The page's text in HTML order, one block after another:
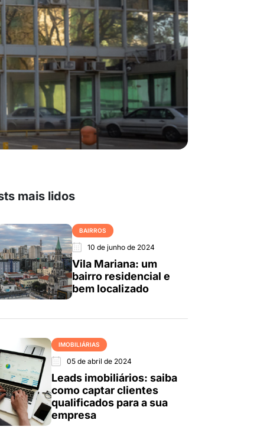
mais lidos
BAIRROS
10 de junho de 2024
Vila Mariana: um
bairro residencial e
bem localizado
IMOBILIÁRIAS
05 de abril de 2024
Leads imobiliários: saiba
como captar clientes
qualificados para a sua
empresa